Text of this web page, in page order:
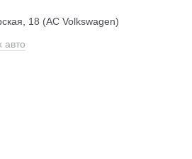
18 (АС Volkswagen)
авто